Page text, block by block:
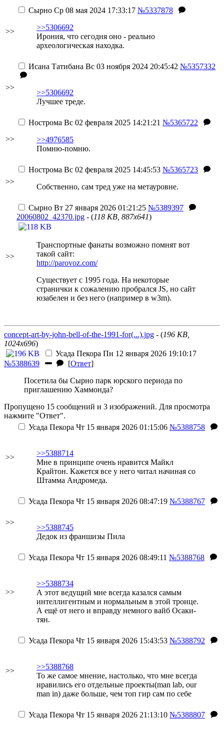
>>
Сырно Ср 08 мая 2024 17:33:17 №5337878
>>5306692
Ирония, что сегодня оно - реально
археологическая находка.
>>
Исана Татибана Вс 03 ноября 2024 20:45:42 №5357332
>>5306692
Лучшее треде.
>>
Нострома Вс 02 февраля 2025 14:21:21 №5365722
>>4976585
Помню-помню.
>>
Нострома Вс 02 февраля 2025 14:45:53 №5365723
Собственно, сам тред уже на метауровне.
>>
Сырно Вт 27 января 2026 01:21:25 №5389397
20060802_42370.jpg - (118 KB, 887x641)
Транспортные фанаты возможно помнят вот
такой сайт:
http://parovoz.com/
Существует с 1995 года. На некоторые
странички к сожалению пробрался JS, но сайт
юзабелен и без него (например в w3m).
concept-art-by-john-bell-of-the-1991-for(...).jpg - (196 KB,
1024x696)
Усада Пекора Пн 12 января 2026 19:10:17
№5388639
[Ответ]
Посетила бы Сырно парк юрского периода по
приглашению Хаммонда?
Пропущено 15 сообщений и 3 изображений. Для просмотра
нажмите "Ответ".
>>
Усада Пекора Чт 15 января 2026 01:15:06 №5388758
>>5388714
Мне в принципе очень нравится Майкл
Крайтон. Кажется все у него читал начиная со
Штамма Андромеда.
>>
Усада Пекора Чт 15 января 2026 08:47:19 №5388767
>>5388745
Дедок из франшизы Пила
>>
Усада Пекора Чт 15 января 2026 08:49:11 №5388768
>>5388734
А этот ведущий мне всегда казался самым
интеллигентным и нормальным в этой троице.
А ещё от него и вправду немного вайб Осаки-
тян.
>>
Усада Пекора Чт 15 января 2026 15:43:53 №5388792
>>5388768
То же самое мнение, настолько, что мне всегда
нравились его отдельные проекты(man lab, our
man in) даже больше, чем топ гир сам по себе
Усада Пекора Чт 15 января 2026 21:13:10 №5388807